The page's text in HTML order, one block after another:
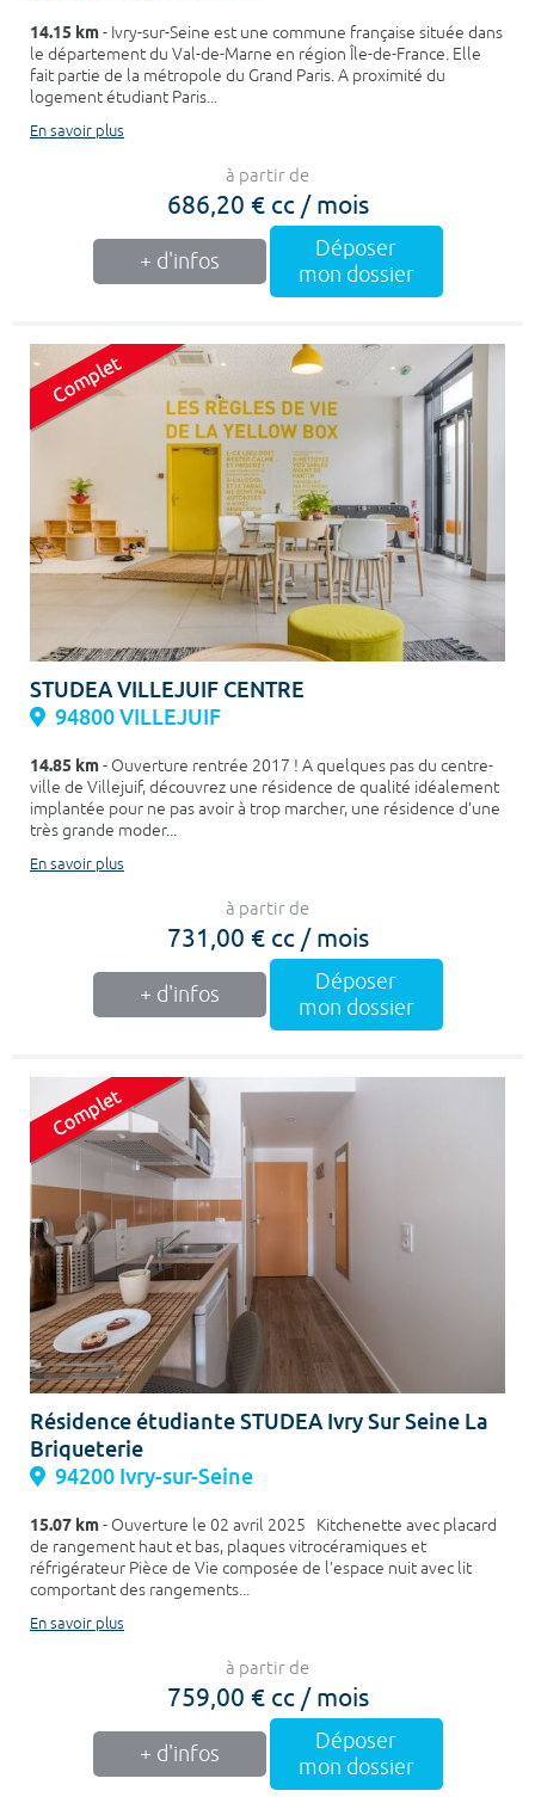
14.15 km- Ivry-sur-Seine est une commune française située dans
le département du Val-de-Marne en région Île-de-France. Elle
fait partie de la métropole du Grand Paris. A proximité du
logement étudiant Paris...
En savoir plus
à partir de
686,20 € cc / mois
+ d'infos
Déposer
mon dossier
STUDEA VILLEJUIF CENTRE
94800 VILLEJUIF
14.85 km- Ouverture rentrée 2017 ! A quelques pas du centre-
ville de Villejuif, découvrez une résidence de qualité idéalement
implantée pour ne pas avoir à trop marcher, une résidence d’une
très grande moder...
En savoir plus
à partir de
731,00 € cc / mois
+ d'infos
Déposer
mon dossier
Résidence étudiante STUDEA Ivry Sur Seine La
Briqueterie
94200 Ivry-sur-Seine
15.07 km- Ouverture le 02 avril 2025 Kitchenette avec placard
de rangement haut et bas, plaques vitrocéramiques et
réfrigérateur Pièce de Vie composée de l'espace nuit avec lit
comportant des rangements...
En savoir plus
à partir de
759,00 € cc / mois
+ d'infos
Déposer
mon dossier